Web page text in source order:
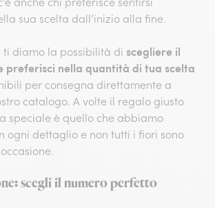
sua scelta dall’inizio alla fine.
ti diamo la possibilità di scegliere il
preferisci nella quantità di tua scelta
per consegna direttamente a
catalogo. A volte il regalo giusto
speciale è quello che abbiamo
ogni dettaglio e non tutti i fiori sono
scegli il numero perfetto